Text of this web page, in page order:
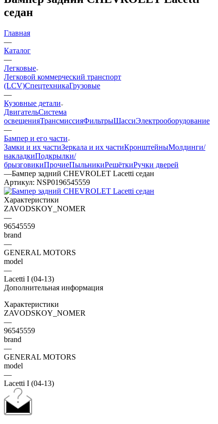
седан
Главная
—
Каталог
—
Легковые
Легковой коммерческий транспорт
(LCV)СпецтехникаГрузовые
—
Кузовные детали
ДвигательСистема
освещенияТрансмиссияФильтрыШассиЭлектрооборудование
—
Бампер и его части
Замки и их частиЗеркала и их частиКронштейныМолдинги/
накладкиПодкрылки/
брызговикиПрочиеПыльникиРешёткиРучки дверей
—Бампер задний CHEVROLET Lacetti седан
Артикул: NSP0196545559
Характеристики
ZAVODSKOY_NOMER
—
96545559
brand
—
GENERAL MOTORS
model
—
Lacetti I (04-13)
Дополнительная информация
Характеристики
ZAVODSKOY_NOMER
—
96545559
brand
—
GENERAL MOTORS
model
—
Lacetti I (04-13)